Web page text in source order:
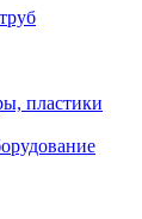
пластики